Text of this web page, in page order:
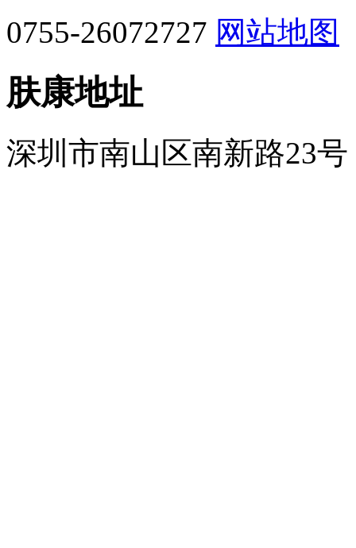
0755-26072727 网站地图
肤康地址
深圳市南山区南新路23